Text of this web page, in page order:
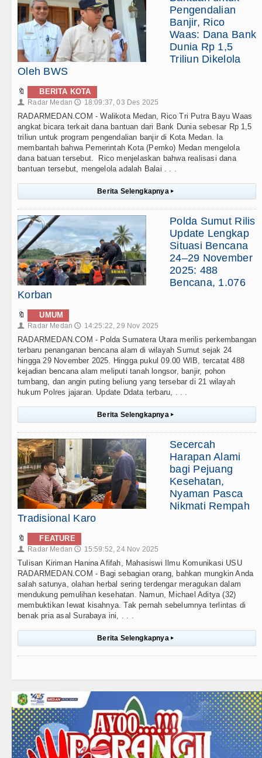
Pengendalian
Banjir, Rico
Waas: Dana Bank
Dunia Rp 1,5
Triliun Dikelola
Oleh BWS
🔖 BERITA KOTA
👤 Radar Medan 🕔 18:09:37, 03 Des 2025
RADARMEDAN.COM - Walikota Medan, Rico Tri Putra Bayu Waas
angkat bicara terkait dana bantuan dari Bank Dunia sebesar Rp 1,5
triliun untuk program pengendalian banjir di Kota Medan. Ia
membantah bahwa Pemerintah Kota (Pemko) Medan mengelola
dana batuan tersebut. Rico menjelaskan bahwa realisasi dana
bantuan tersebut, mengelola adalah Balai . . .
Berita Selengkapnya ▸
Polda Sumut Rilis
Update Lengkap
Situasi Bencana
24–29 November
2025: 488
Bencana, 1.076
Korban
🔖 UMUM
👤 Radar Medan 🕔 14:25:22, 29 Nov 2025
RADARMEDAN.COM - Polda Sumatera Utara merilis perkembangan
terbaru penanganan bencana alam di wilayah Sumut sejak 24
hingga 29 November 2025. Hingga pukul 09.00 WIB, tercatat 488
kejadian bencana alam meliputi tanah longsor, banjir, pohon
tumbang, dan angin puting beliung yang tersebar di 21 wilayah
hukum Polres jajaran. Update Ddata terbaru, . . .
Berita Selengkapnya ▸
Secercah
Harapan Alami
bagi Pejuang
Kesehatan,
Nyaman Pasca
Nikmati Rempah
Tradisional Karo
🔖 FEATURE
👤 Radar Medan 🕔 15:59:52, 24 Nov 2025
Tulisan Kiriman Hanina Afifah, Mahasiswi Ilmu Komunikasi USU
RADARMEDAN.COM - Bagi sebagian orang, bahkan mungkin Anda
salah satunya, olahan herbal sering terdengar meragukan dalam
mendukung pemulihan kesehatan. Namun, Michael Aditya (32)
membuktikan lewat kisahnya. Tak pernah sebelumnya terlintas di
benak pria asal Surabaya ini, . . .
Berita Selengkapnya ▸